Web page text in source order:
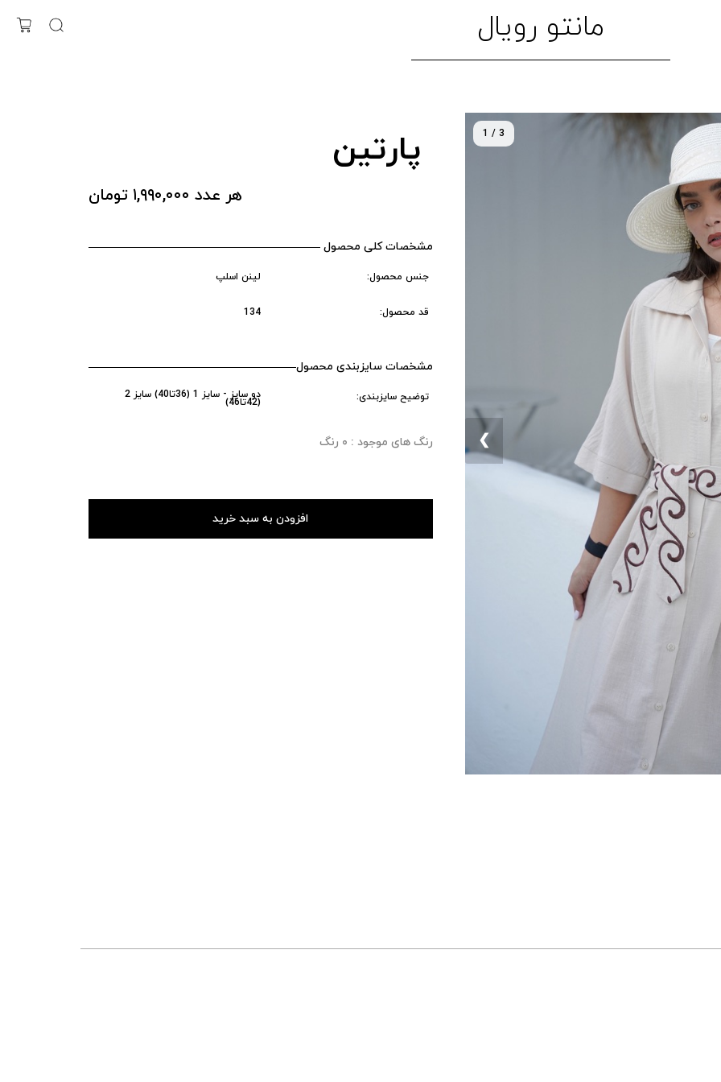
مانتو رویال
❮
1 / 3 پارتین
هر عدد ۱,۹۹۰,۰۰۰ تومان
مشخصات کلی محصول
جنس محصول: لینن اسلپ
قد محصول: 134
مشخصات سایزبندی محصول
توضیح سایزبندی: دو سایز - سایز 1 (36تا40) سایز 2
(42تا46)
رنگ های موجود : ۰ رنگ
افزودن به سبد خرید